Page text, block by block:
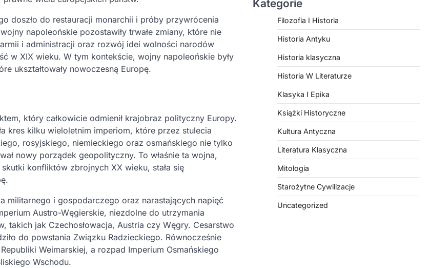
doszło do restauracji monarchii i próby przywrócenia
napoleońskie pozostawiły trwałe zmiany, które nie
i administracji oraz rozwój idei wolności narodów
w XIX wieku. W tym kontekście, wojny napoleońskie były
ukształtowały nowoczesną Europę.
który całkowicie odmienił krajobraz polityczny Europy.
kres kilku wieloletnim imperiom, które przez stulecia
rosyjskiego, niemieckiego oraz osmańskiego nie tylko
nowy porządek geopolityczny. To właśnie ta wojna,
konfliktów zbrojnych XX wieku, stała się
militarnego i gospodarczego oraz narastających napięć
Austro-Węgierskie, niezdolne do utrzymania
takich jak Czechosłowacja, Austria czy Węgry. Cesarstwo
do powstania Związku Radzieckiego. Równocześnie
Weimarskiej, a rozpad Imperium Osmańskiego
Wschodu.
Kategorie
Filozofia I Historia
Historia Antyku
Historia klasyczna
Historia W Literaturze
Klasyka I Epika
Książki Historyczne
Kultura Antyczna
Literatura Klasyczna
Mitologia
Starożytne Cywilizacje
Uncategorized